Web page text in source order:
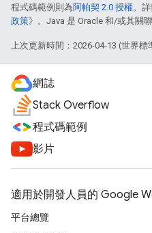
程式碼範例則為阿帕契 2.0 授權。
政策》。Java 是 Oracle 和/或其關
上次更新時間：2026-04-13 (世界標
網誌
Stack Overflow
程式碼範例
影片
適用於開發人員的 Google
平台總覽